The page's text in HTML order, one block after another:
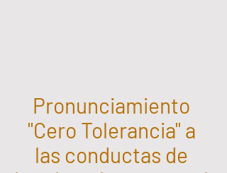
Pronunciamiento
"Cero Tolerancia" a
las conductas de